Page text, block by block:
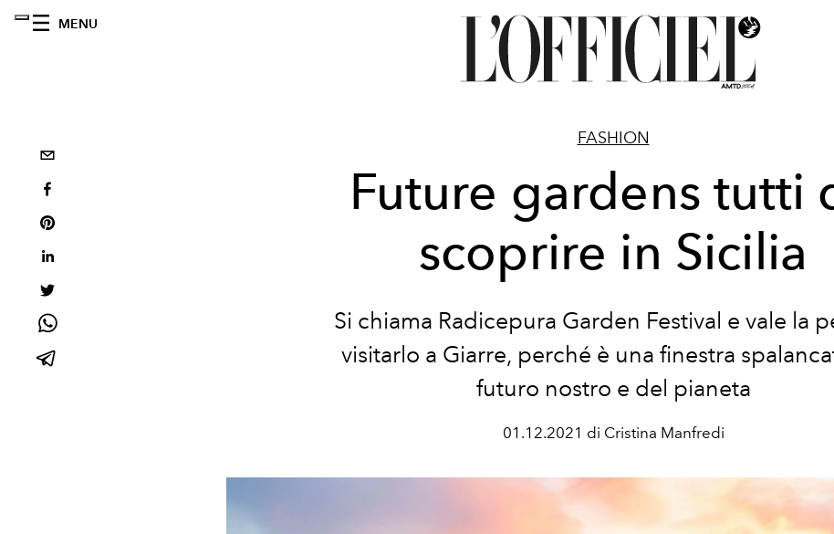
MENU
FASHION
Future gardens tutti
scoprire in Sicilia
Si chiama Radicepura Garden Festival e vale la
visitarlo a Giarre, perché è una finestra
futuro nostro e del pianeta
01.12.2021 di Cristina Manfredi